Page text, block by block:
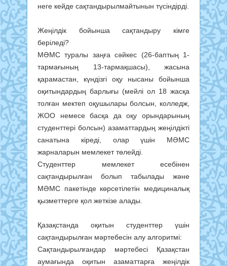
неге кейде сақтандырылмайтынын түсіндірді.
Жеңілдік бойынша сақтандыру кімге
беріледі?
МӘМС туралы заңға сәйкес (26-баптың 1-
тармағының 13-тармақшасы), жасына
қарамастан, күндізгі оқу нысаны бойынша
оқитындардың барлығы (мейлі ол 18 жасқа
толған мектеп оқушылары болсын, колледж,
ЖОО немесе басқа да оқу орындарының
студенттері болсын) азаматтардың жеңілдікті
санатына кіреді, олар үшін МӘМС
жарналарын мемлекет төлейді.
Студенттер мемлекет есебінен
сақтандырылған болып табылады және
МӘМС пакетінде көрсетілетін медициналық
қызметтерге қол жеткізе алады.
Қазақстанда оқитын студенттер үшін
сақтандырылған мәртебесін алу алгоритмі:
Сақтандырылғандар мәртебесі Қазақстан
аумағында оқитын азаматтарға жеңілдік